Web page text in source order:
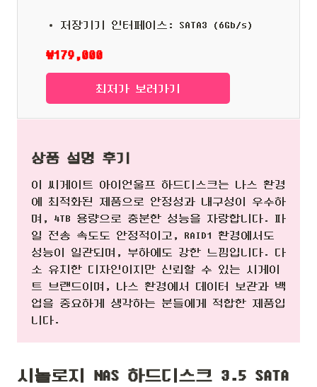
저장기기 인터페이스: SATA3 (6Gb/s)
₩179,000
최저가 보러가기
상품 설명 후기
이 씨게이트 아이언울프 하드디스크는 나스 환경
에 최적화된 제품으로 안정성과 내구성이 우수하
며, 4TB 용량으로 충분한 성능을 자랑합니다. 파
일 전송 속도도 안정적이고, RAID1 환경에서도
성능이 일관되며, 부하에도 강한 느낌입니다. 다
소 유치한 디자인이지만 신뢰할 수 있는 시게이
트 브랜드이며, 나스 환경에서 데이터 보관과 백
업을 중요하게 생각하는 분들에게 적합한 제품입
니다.
시놀로지 NAS 하드디스크 3.5 SATA